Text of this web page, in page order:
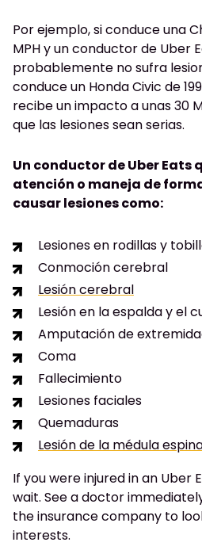
Por ejemplo, si conduce una
MPH y un conductor de Uber
probablemente no sufra
conduce un Honda Civic de
recibe un impacto a unas 30
que las lesiones sean serias.
Un conductor de Uber Eats
atención o maneja de
causar lesiones como:
Lesiones en rodillas y
Conmoción cerebral
Lesión cerebral
Lesión en la espalda y el
Amputación de
Coma
Fallecimiento
Lesiones faciales
Quemaduras
Lesión de la médula
If you were injured in an Uber
wait. See a doctor
the insurance company to
interests.